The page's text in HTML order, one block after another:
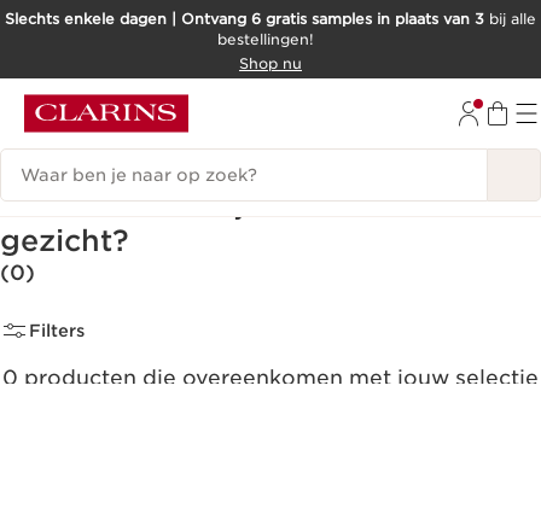
DOORGAAN NAAR INHOUD
Slechts enkele dagen | Ontvang 6 gratis samples in plaats van 3 bij alle
bestellingen!
Shop nu
Zoekgeschiedenis
Hoe verminder je roodheid in het
gezicht?
(0)
Filters
0 producten die overeenkomen met jouw selectie